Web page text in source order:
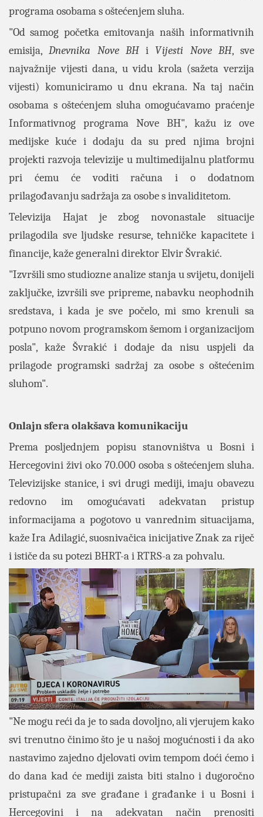
programa osobama s oštećenjem sluha.
"Od samog početka emitovanja naših informativnih
emisija,Dnevnika Nove BH i Vijesti Nove BH, sve
najvažnije vijesti dana, u vidu krola (sažeta verzija
vijesti) komuniciramo u dnu ekrana. Na taj način
osobama s oštećenjem sluha omogućavamo praćenje
Informativnog programa Nove BH", kažu iz ove
medijske kuće i dodaju da su pred njima brojni
projekti razvoja televizije u multimedijalnu platformu
pri ćemu će voditi računa i o dodatnom
prilagođavanju sadržaja za osobe s invaliditetom.
Televizija Hajat je zbog novonastale situacije
prilagodila sve ljudske resurse, tehničke kapacitete i
financije, kaže generalni direktor Elvir Švrakić.
"Izvršili smo studiozne analize stanja u svijetu, donijeli
zaključke, izvršili sve pripreme, nabavku neophodnih
sredstava, i kada je sve počelo, mi smo krenuli sa
potpuno novom programskom šemom i organizacijom
posla", kaže Švrakić i dodaje da nisu uspjeli da
prilagode programski sadržaj za osobe s oštećenim
sluhom".
Onlajn sfera olakšava komunikaciju
Prema posljednjem popisu stanovništva u Bosni i
Hercegovini živi oko 70.000 osoba s oštećenjem sluha.
Televizijske stanice, i svi drugi mediji, imaju obavezu
redovno im omogućavati adekvatan pristup
informacijama a pogotovo u vanrednim situacijama,
kaže Ira Adilagić, suosnivačica inicijative Znak za riječ
i ističe da su potezi BHRT-a i RTRS-a za pohvalu.
"Ne mogu reći da je to sada dovoljno, ali vjerujem kako
svi trenutno činimo što je u našoj mogućnosti i da ako
nastavimo zajedno djelovati ovim tempom doći ćemo i
do dana kad će mediji zaista biti stalno i dugoročno
pristupačni za sve građane i građanke i u Bosni i
Hercegovini i na adekvatan način prenositi